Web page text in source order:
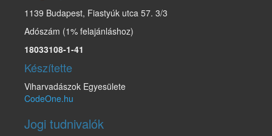
1139 Budapest, Fiastyúk utca 57. 3/3
Adószám (1% felajánláshoz)
18033108-1-41
Készítette
Viharvadászok Egyesülete
CodeOne.hu
Jogi tudnivalók